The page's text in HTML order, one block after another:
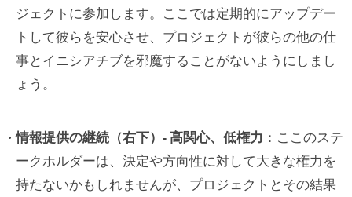
ジェクトに参加します。ここでは定期的にアップデー
トして彼らを安心させ、プロジェクトが彼らの他の仕
事とイニシアチブを邪魔することがないようにしまし
ょう。
情報提供の継続（右下）- 高関心、低権力 ：ここのステ
ークホルダーは、決定や方向性に対して大きな権力を
持たないかもしれませんが、プロジェクトとその結果